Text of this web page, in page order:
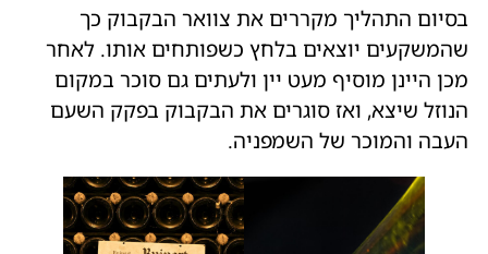
בסיום התהליך מקררים את צוואר הבקבוק כך
שהמשקעים יוצאים בלחץ כשפותחים אותו. לאחר
מכן היינן מוסיף מעט יין ולעתים גם סוכר במקום
הנוזל שיצא, ואז סוגרים את הבקבוק בפקק השעם
העבה והמוכר של השמפניה.